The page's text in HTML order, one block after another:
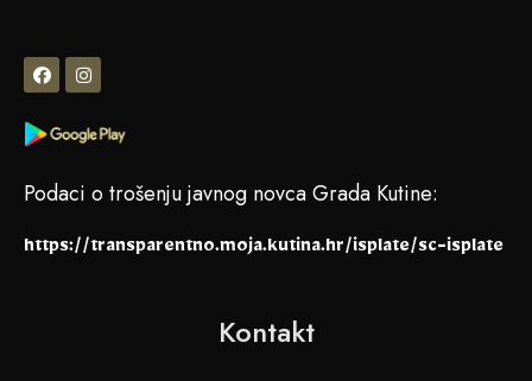
Podaci o trošenju javnog novca Grada Kutine:
https://transparentno.moja.kutina.hr/isplate/sc-isplate
Kontakt